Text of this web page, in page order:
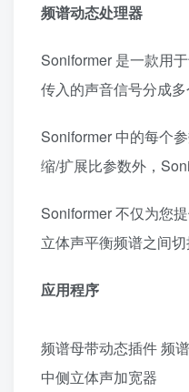
频谱动态处理器
Soniformer 是一款用
传入的声音信号分成
Soniformer 中的每个
缩/扩展比参数外，
Soniformer 不仅为您
立体声平衡频谱之间
应用程序
频谱母带动态插件 频谱
中侧立体声加宽器